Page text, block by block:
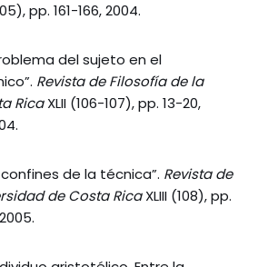
pp. 161-166, 2004.
del sujeto en el
Revista de Filosofía de la
RicaXLII (106-107), pp. 13-20,
confines de la técnica”. Revista de
de Costa RicaXLIII (108), pp.